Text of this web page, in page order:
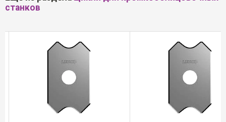
станков